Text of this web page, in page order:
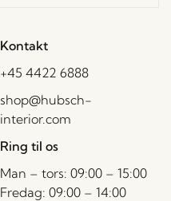
Kontakt
+45 4422 6888
shop@hubsch-
interior.com
Ring til os
Man – tors: 09:00 – 15:00
Fredag: 09:00 – 14:00